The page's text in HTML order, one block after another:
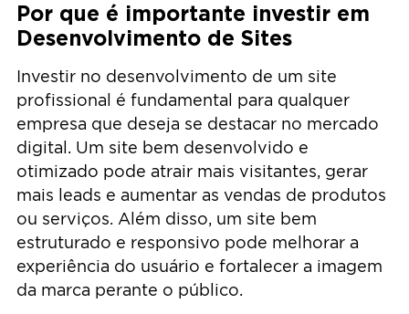
Por que é importante investir em
Desenvolvimento de Sites
Investir no desenvolvimento de um site
profissional é fundamental para qualquer
empresa que deseja se destacar no mercado
digital. Um site bem desenvolvido e
otimizado pode atrair mais visitantes, gerar
mais leads e aumentar as vendas de produtos
ou serviços. Além disso, um site bem
estruturado e responsivo pode melhorar a
experiência do usuário e fortalecer a imagem
da marca perante o público.